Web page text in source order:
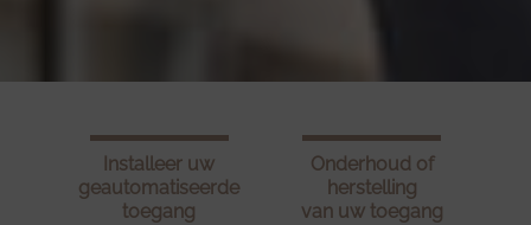
Installeer uw
geautomatiseerde
toegang
Onderhoud of
herstelling
van uw toegang